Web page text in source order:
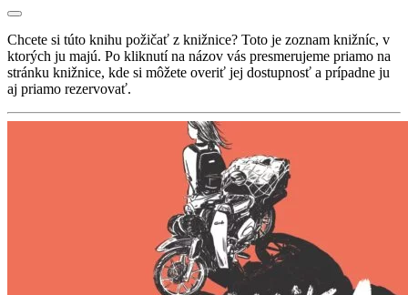
Chcete si túto knihu požičať z knižnice? Toto je zoznam knižníc, v
ktorých ju majú. Po kliknutí na názov vás presmerujeme priamo na
stránku knižnice, kde si môžete overiť jej dostupnosť a prípadne ju
aj priamo rezervovať.